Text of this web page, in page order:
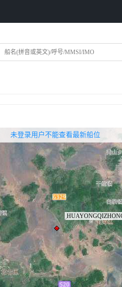
未登录用户不能查看最新船位
无权查看最新船位，请联系开通